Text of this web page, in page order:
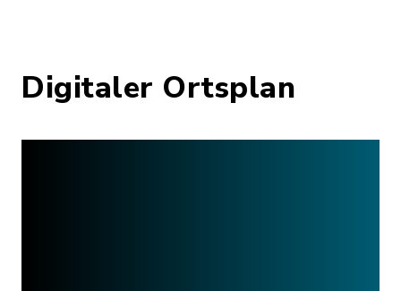
Digitaler Ortsplan